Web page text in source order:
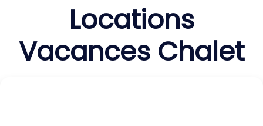
Locations
Vacances Chalet